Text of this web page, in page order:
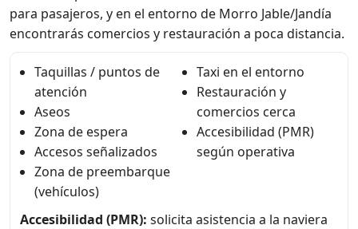
para pasajeros, y en el entorno de Morro Jable/Jandía
encontrarás comercios y restauración a poca distancia.
Taquillas / puntos de
atención
Aseos
Zona de espera
Accesos señalizados
Zona de preembarque
(vehículos)
Taxi en el entorno
Restauración y
comercios cerca
Accesibilidad (PMR)
según operativa
Accesibilidad (PMR): solicita asistencia a la naviera